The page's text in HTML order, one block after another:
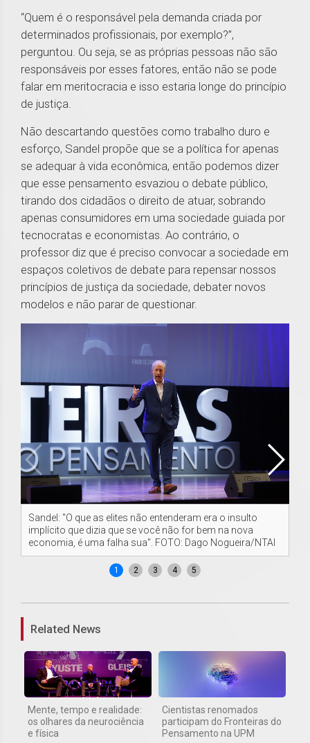
“Quem é o responsável pela demanda criada por
determinados profissionais, por exemplo?”,
perguntou. Ou seja, se as próprias pessoas não são
responsáveis por esses fatores, então não se pode
falar em meritocracia e isso estaria longe do princípio
de justiça.
Não descartando questões como trabalho duro e
esforço, Sandel propõe que se a política for apenas
se adequar à vida econômica, então podemos dizer
que esse pensamento esvaziou o debate público,
tirando dos cidadãos o direito de atuar, sobrando
apenas consumidores em uma sociedade guiada por
tecnocratas e economistas. Ao contrário, o
professor diz que é preciso convocar a sociedade em
espaços coletivos de debate para repensar nossos
princípios de justiça da sociedade, debater novos
modelos e não parar de questionar.
Sandel: "O que as elites não entenderam era o insulto
implícito que dizia que se você não for bem na nova
economia, é uma falha sua". FOTO: Dago Nogueira/NTAI
1 2 3 4 5
Related News
Mente, tempo e realidade:
os olhares da neurociência
e física
Cientistas renomados
participam do Fronteiras do
Pensamento na UPM